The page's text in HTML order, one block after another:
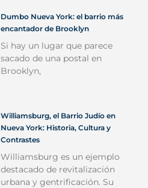
Dumbo Nueva York: el barrio más
encantador de Brooklyn
Si hay un lugar que parece
sacado de una postal en
Brooklyn,
Williamsburg, el Barrio Judío en
Nueva York: Historia, Cultura y
Contrastes
Williamsburg es un ejemplo
destacado de revitalización
urbana y gentrificación. Su